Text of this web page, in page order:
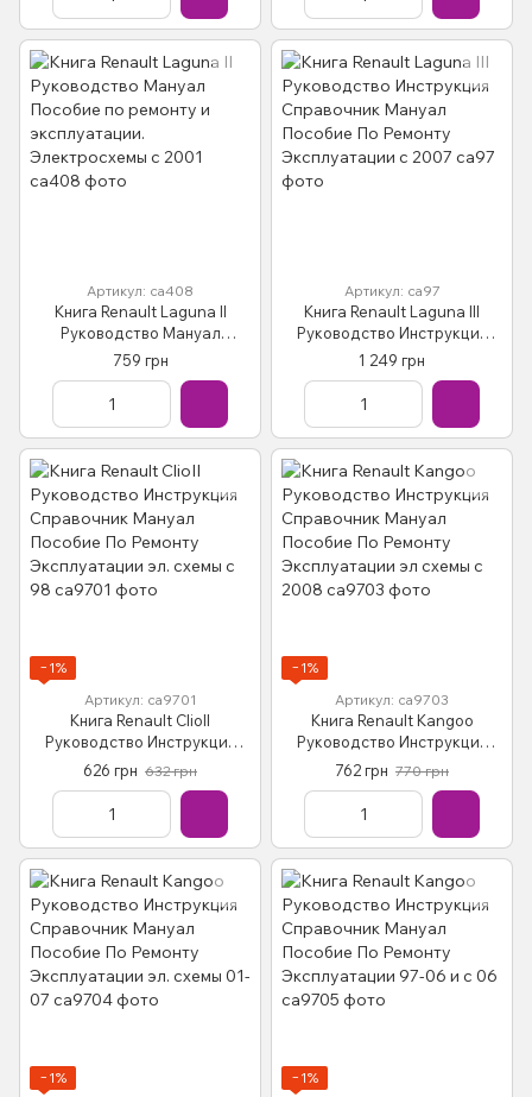
Артикул: са408
Книга Renault Laguna II
Руководство Мануал
Пособие по ремонту и
эксплуатации.
Электросхемы с 2001
759 грн
Артикул: са97
Книга Renault Laguna III
Руководство Инструкция
Справочник Мануал
Пособие По Ремонту
Эксплуатации с 2007
1 249 грн
−1%
Артикул: са9701
Книга Renault ClioII
Руководство Инструкция
Справочник Мануал
Пособие По Ремонту
Эксплуатации эл. схемы с 98
626 грн 632 грн
−1%
Артикул: са9703
Книга Renault Kangoo
Руководство Инструкция
Справочник Мануал
Пособие По Ремонту
Эксплуатации эл схемы с
762 грн 770 грн
−1% −1%